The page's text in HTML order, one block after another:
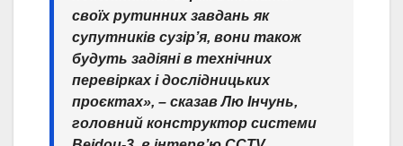
своїх рутинних завдань як
супутників сузір’я, вони також
будуть задіяні в технічних
перевірках і дослідницьких
проєктах», – сказав Лю Інчунь,
головний конструктор системи